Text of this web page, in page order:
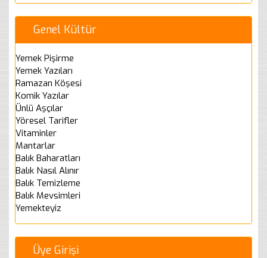
Genel Kültür
Yemek Pişirme
Yemek Yazıları
Ramazan Köşesi
Komik Yazılar
Ünlü Aşçılar
Yöresel Tarifler
Vitaminler
Mantarlar
Balık Baharatları
Balık Nasıl Alınır
Balık Temizleme
Balık Mevsimleri
Yemekteyiz
Üye Girişi